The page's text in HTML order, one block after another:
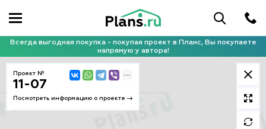
Всегда выгодная покупка - покупая проект в Планс, Вы покупаете
напрямую у автора!
Проект №
11-07
Посмотреть информацию о проекте